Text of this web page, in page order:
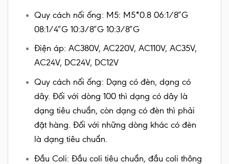
Quy cách nối ống: M5: M5*0.8 06:1/8″G
08:1/4″G 10:3/8″G 10:3/8″G
Điện áp: AC380V, AC220V, AC110V, AC35V,
AC24V, DC24V, DC12V
Quy cách nối ống: Dạng có đèn, dạng có
dây. Đối với dòng 100 thì dạng có dây là
dạng tiêu chuẩn, còn dạng có đèn thì phải
đặt hàng. Đối với những dòng khác có đèn
là dạng tiêu chuẩn.
Đầu Coli: Đầu coli tiêu chuẩn, đầu coli thông